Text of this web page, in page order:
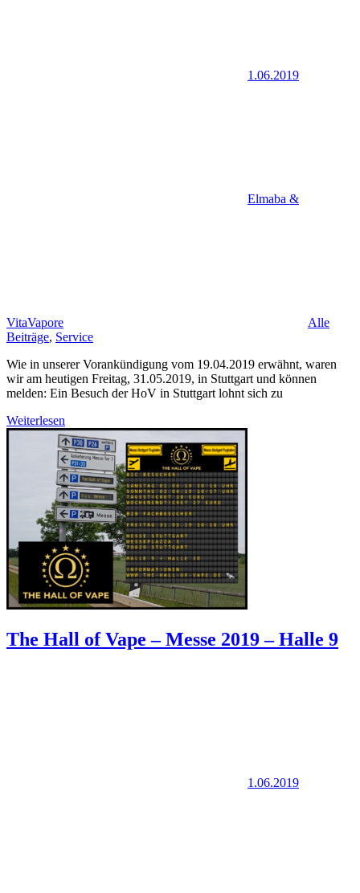
1.06.2019
Elmaba &
VitaVapore
Alle
Beiträge, Service
Wie in unserer Vorankündigung vom 19.04.2019 erwähnt, waren
wir am heutigen Freitag, 31.05.2019, in Stuttgart und können
melden: Ein Besuch der HoV in Stuttgart lohnt sich zu
Weiterlesen
The Hall of Vape – Messe 2019 – Halle 9
1.06.2019